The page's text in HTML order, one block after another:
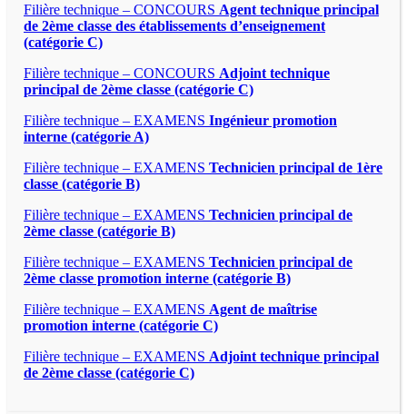
Filière technique – CONCOURS Agent technique principal
de 2ème classe des établissements d’enseignement
(catégorie C)
Filière technique – CONCOURS Adjoint technique
principal de 2ème classe (catégorie C)
Filière technique – EXAMENS Ingénieur promotion
interne (catégorie A)
Filière technique – EXAMENS Technicien principal de 1ère
classe (catégorie B)
Filière technique – EXAMENS Technicien principal de
2ème classe (catégorie B)
Filière technique – EXAMENS Technicien principal de
2ème classe promotion interne (catégorie B)
Filière technique – EXAMENS Agent de maîtrise
promotion interne (catégorie C)
Filière technique – EXAMENS Adjoint technique principal
de 2ème classe (catégorie C)